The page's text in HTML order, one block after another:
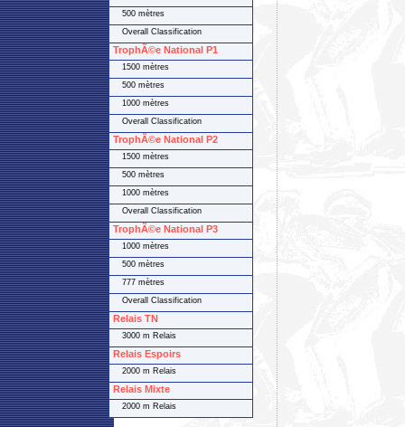
500 mètres
Overall Classification
TrophÃ©e National P1
1500 mètres
500 mètres
1000 mètres
Overall Classification
TrophÃ©e National P2
1500 mètres
500 mètres
1000 mètres
Overall Classification
TrophÃ©e National P3
1000 mètres
500 mètres
777 mètres
Overall Classification
Relais TN
3000 m Relais
Relais Espoirs
2000 m Relais
Relais Mixte
2000 m Relais